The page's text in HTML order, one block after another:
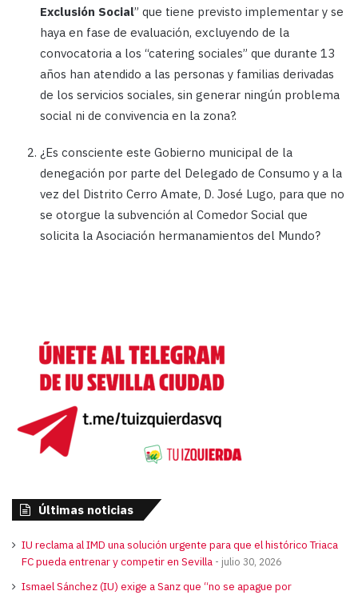
Exclusión Social” que tiene previsto implementar y se
haya en fase de evaluación, excluyendo de la
convocatoria a los “catering sociales” que durante 13
años han atendido a las personas y familias derivadas
de los servicios sociales, sin generar ningún problema
social ni de convivencia en la zona?.
¿Es consciente este Gobierno municipal de la
denegación por parte del Delegado de Consumo y a la
vez del Distrito Cerro Amate, D. José Lugo, para que no
se otorgue la subvención al Comedor Social que
solicita la Asociación hermanamientos del Mundo?
Últimas noticias
IU reclama al IMD una solución urgente para que el histórico Triaca
FC pueda entrenar y competir en Sevilla
julio 30, 2026
Ismael Sánchez (IU) exige a Sanz que “no se apague por